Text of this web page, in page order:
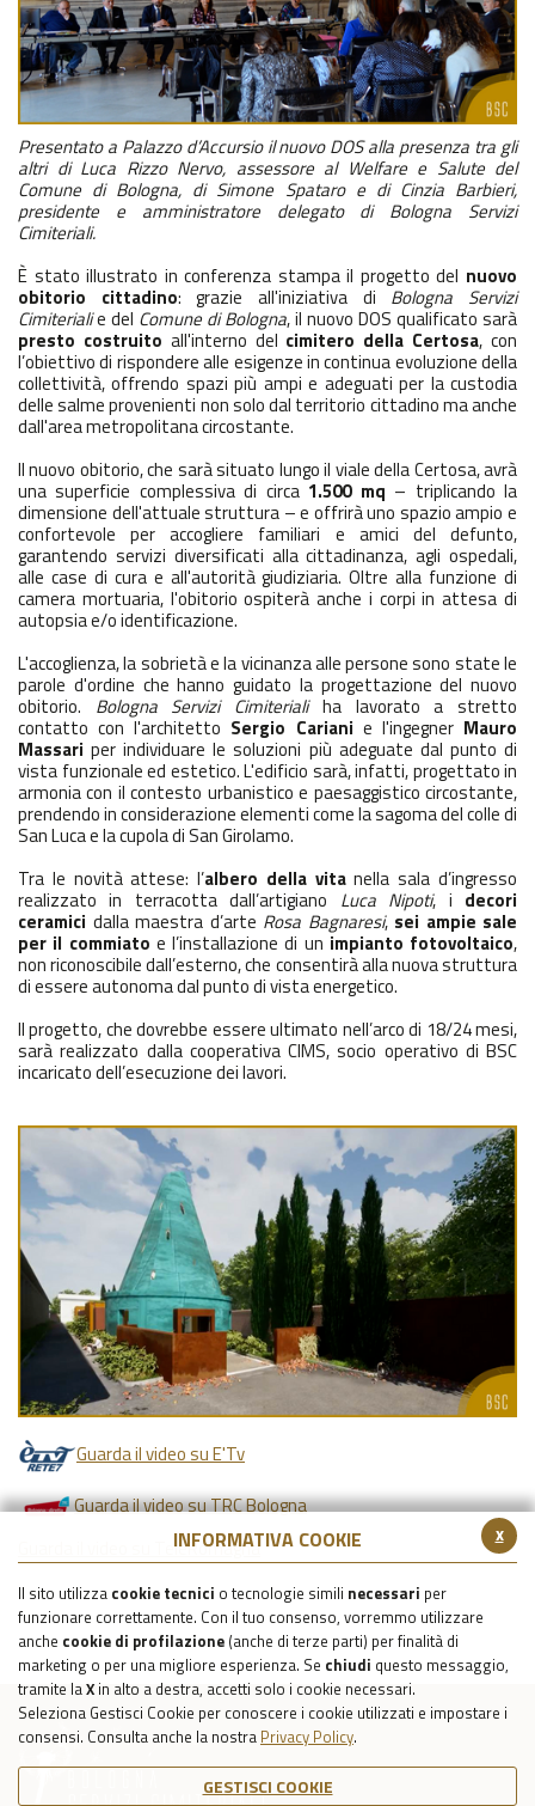
x
INFORMATIVA COOKIE
Il sito utilizza cookie tecnici o tecnologie simili necessari per
funzionare correttamente. Con il tuo consenso, vorremmo utilizzare
anche cookie di profilazione (anche di terze parti) per finalità di
marketing o per una migliore esperienza. Se chiudi questo messaggio,
tramite laX in alto a destra, accetti solo i cookie necessari.
Seleziona Gestisci Cookie per conoscere i cookie utilizzati e impostare i
consensi. Consulta anche la nostra Privacy Policy.
GESTISCI COOKIE
Presentato a Palazzo d’Accursio il nuovo DOS alla presenza tra gli
altri di Luca Rizzo Nervo, assessore al Welfare e Salute del
Comune di Bologna, di Simone Spataro e di Cinzia Barbieri,
presidente e amministratore delegato di Bologna Servizi
Cimiteriali.
È stato illustrato in conferenza stampa il progetto del nuovo
obitorio cittadino: grazie all'iniziativa di Bologna Servizi
Cimiterialie del Comune di Bologna, il nuovo DOS qualificato sarà
presto costruito all'interno del cimitero della Certosa, con
l’obiettivo di rispondere alle esigenze in continua evoluzione della
collettività, offrendo spazi più ampi e adeguati per la custodia
delle salme provenienti non solo dal territorio cittadino ma anche
dall'area metropolitana circostante.
Il nuovo obitorio, che sarà situato lungo il viale della Certosa, avrà
una superficie complessiva di circa 1.500 mq – triplicando la
dimensione dell'attuale struttura – e offrirà uno spazio ampio e
confortevole per accogliere familiari e amici del defunto,
garantendo servizi diversificati alla cittadinanza, agli ospedali,
alle case di cura e all'autorità giudiziaria. Oltre alla funzione di
camera mortuaria, l'obitorio ospiterà anche i corpi in attesa di
autopsia e/o identificazione.
L'accoglienza, la sobrietà e la vicinanza alle persone sono state le
parole d'ordine che hanno guidato la progettazione del nuovo
obitorio. Bologna Servizi Cimiterialiha lavorato a stretto
contatto con l'architetto Sergio Cariani e l'ingegner Mauro
Massari per individuare le soluzioni più adeguate dal punto di
vista funzionale ed estetico. L'edificio sarà, infatti, progettato in
armonia con il contesto urbanistico e paesaggistico circostante,
prendendo in considerazione elementi come la sagoma del colle di
San Luca e la cupola di San Girolamo.
Tra le novità attese: l’albero della vitanella sala d’ingresso
realizzato in terracotta dall’artigiano Luca Nipoti, i decori
ceramici dalla maestra d’arte Rosa Bagnaresi, sei ampie sale
per il commiato e l’installazione di un impianto fotovoltaico,
non riconoscibile dall’esterno, che consentirà alla nuova struttura
di essere autonoma dal punto di vista energetico.
Il progetto, che dovrebbe essere ultimato nell’arco di 18/24 mesi,
sarà realizzato dalla cooperativa CIMS, socio operativo di BSC
incaricato dell’esecuzione dei lavori.
Guarda il video su E'Tv
Guarda il video su TRC Bologna
Guarda il video su TeleRomagna